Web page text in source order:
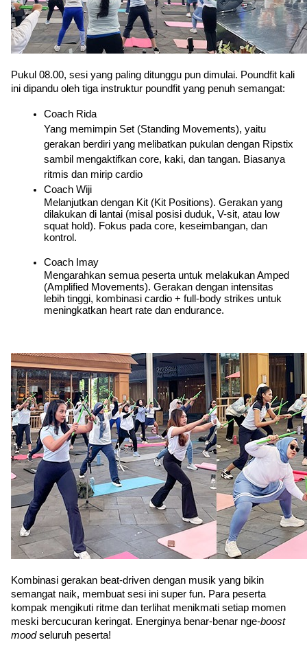
Pukul 08.00, sesi yang paling ditunggu pun dimulai. Poundfit kali
ini dipandu oleh tiga instruktur poundfit yang penuh semangat:
Coach Rida
Yang memimpin Set (Standing Movements), yaitu
gerakan berdiri yang melibatkan pukulan dengan Ripstix
sambil mengaktifkan core, kaki, dan tangan. Biasanya
ritmis dan mirip cardio
Coach Wiji
Melanjutkan dengan Kit (Kit Positions). Gerakan yang
dilakukan di lantai (misal posisi duduk, V-sit, atau low
squat hold). Fokus pada core, keseimbangan, dan
kontrol.
Coach Imay
Mengarahkan semua peserta untuk melakukan Amped
(Amplified Movements). Gerakan dengan intensitas
lebih tinggi, kombinasi cardio + full-body strikes untuk
meningkatkan heart rate dan endurance.
Kombinasi gerakan beat-driven dengan musik yang bikin
semangat naik, membuat sesi ini super fun. Para peserta
kompak mengikuti ritme dan terlihat menikmati setiap momen
meski bercucuran keringat. Energinya benar-benar nge-boost
mood seluruh peserta!